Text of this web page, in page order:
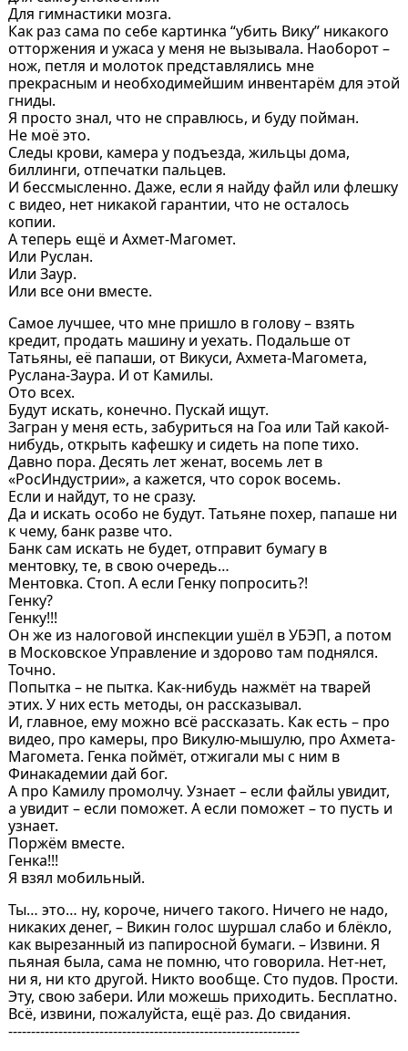
Для гимнастики мозга.
Как раз сама по себе картинка “убить Вику” никакого
отторжения и ужаса у меня не вызывала. Наоборот –
нож, петля и молоток представлялись мне
прекрасным и необходимейшим инвентарём для этой
гниды.
Я просто знал, что не справлюсь, и буду пойман.
Не моё это.
Следы крови, камера у подъезда, жильцы дома,
биллинги, отпечатки пальцев.
И бессмысленно. Даже, если я найду файл или флешку
с видео, нет никакой гарантии, что не осталось
копии.
А теперь ещё и Ахмет-Магомет.
Или Руслан.
Или Заур.
Или все они вместе.
Самое лучшее, что мне пришло в голову – взять
кредит, продать машину и уехать. Подальше от
Татьяны, её папаши, от Викуси, Ахмета-Магомета,
Руслана-Заура. И от Камилы.
Ото всех.
Будут искать, конечно. Пускай ищут.
Загран у меня есть, забуриться на Гоа или Тай какой-
нибудь, открыть кафешку и сидеть на попе тихо.
Давно пора. Десять лет женат, восемь лет в
«РосИндустрии», а кажется, что сорок восемь.
Если и найдут, то не сразу.
Да и искать особо не будут. Татьяне похер, папаше ни
к чему, банк разве что.
Банк сам искать не будет, отправит бумагу в
ментовку, те, в свою очередь…
Ментовка. Стоп. А если Генку попросить?!
Генку?
Генку!!!
Он же из налоговой инспекции ушёл в УБЭП, а потом
в Московское Управление и здорово там поднялся.
Точно.
Попытка – не пытка. Как-нибудь нажмёт на тварей
этих. У них есть методы, он рассказывал.
И, главное, ему можно всё рассказать. Как есть – про
видео, про камеры, про Викулю-мышулю, про Ахмета-
Магомета. Генка поймёт, отжигали мы с ним в
Финакадемии дай бог.
А про Камилу промолчу. Узнает – если файлы увидит,
а увидит – если поможет. А если поможет – то пусть и
узнает.
Поржём вместе.
Генка!!!
Я взял мобильный.
Ты… это… ну, короче, ничего такого. Ничего не надо,
никаких денег, – Викин голос шуршал слабо и блёкло,
как вырезанный из папиросной бумаги. – Извини. Я
пьяная была, сама не помню, что говорила. Нет-нет,
ни я, ни кто другой. Никто вообще. Сто пудов. Прости.
Эту, свою забери. Или можешь приходить. Бесплатно.
Всё, извини, пожалуйста, ещё раз. До свидания.
----------------------------------------------------------------